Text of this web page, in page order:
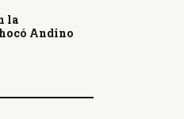
la
Andino